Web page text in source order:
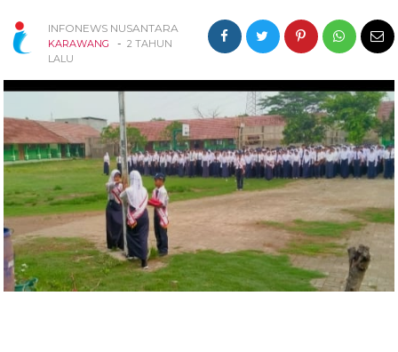
INFONEWS NUSANTARA
KARAWANG - 2 TAHUN
LALU